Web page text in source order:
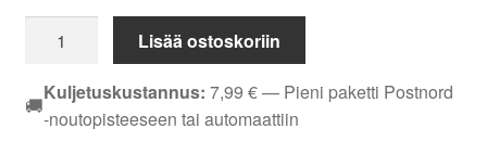
514
MultiSafe,
Lisää ostoskoriin
🚚Kuljetuskustannus: 7,99 €— Pieni paketti Postnord
-noutopisteeseen tai automaattiin